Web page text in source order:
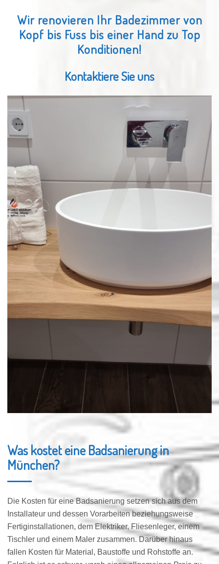
Wir renovieren Ihr Badezimmer von
Kopf bis Fuss bis einer Hand zu Top
Konditionen!
Kontaktiere Sie uns
Was kostet eine Badsanierung in
München?
Die Kosten für eine Badsanierung setzen sich aus dem
Installateur und dessen Vorarbeiten beziehungsweise
Fertiginstallationen, dem Elektriker, Fliesenleger, einem
Tischler und einem Maler zusammen. Darüber hinaus
fallen Kosten für Material, Baustoffe und Rohstoffe an.